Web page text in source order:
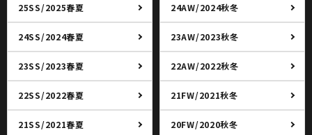
25SS/2025春夏 24AW/2024秋冬
24SS/2024春夏 23AW/2023秋冬
23SS/2023春夏 22AW/2022秋冬
22SS/2022春夏 21FW/2021秋冬
21SS/2021春夏 20FW/2020秋冬